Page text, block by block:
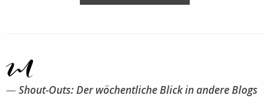
Shout-Outs: Der wöchentliche Blick in andere Blogs